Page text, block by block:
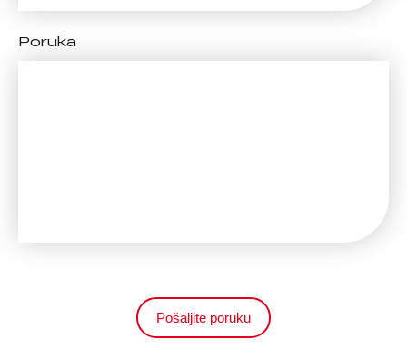
Poruka
Pošaljite poruku